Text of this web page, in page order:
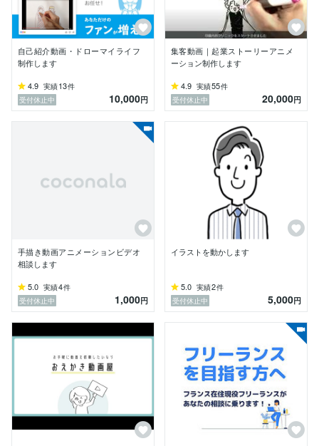
【手描きイラスト動画の効果】
✔︎　共感してもらい、信頼してもらう
✔︎　長期的なファンになってもらう
✔︎　記憶に残り、思い出してもらえる
【おえかき動画屋ゆかりが得意なこと】
✔︎ヒアリングからの原稿作成
✔︎シンプルに伝わるイラスト表現
✔︎一人一人のお客様と丁寧にコミュニケーションをとっ
この世の中には数え切れないほどの素敵な、想いの込め
られた商品やサービスが存在していると思います。その
中でも特にあなたが伝えたい、みんなに知って欲しいメ
ッセージを、可愛いイラスト動画でそれを必要とするお
客様にまっすぐ伝えるお手伝いをしたいと思っていま
私を見つけてくださった一人一人のお客様に、感謝と思
前のお客様に喜んでもらえる手描きイラストアニメータ
ーを目指しています。どうぞよろしくお願いいたしま
自己紹介動画・ドローマイライフ
制作します
4.9 実績13件
受付休止中
10,000円
集客動画｜起業ストーリーアニメ
ーション制作します
4.9 実績55件
受付休止中
20,000円
手描き動画アニメーションビデオ
相談します
5.0 実績4件
受付休止中
1,000円
イラストを動かします
5.0 実績2件
受付休止中
5,000円